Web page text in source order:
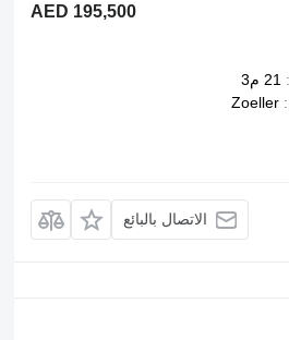
AED 195,500
21 م3
Zoeller
الاتصال بالبائع